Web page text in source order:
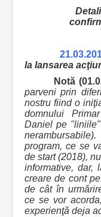
la lansarea
Notă
parveni prin
nostru fiind o
domnului
Daniel pe
program, ce se
de start (2018),
informative, dar,
creare de cont
de cât în
ce se vor
experienţă deja